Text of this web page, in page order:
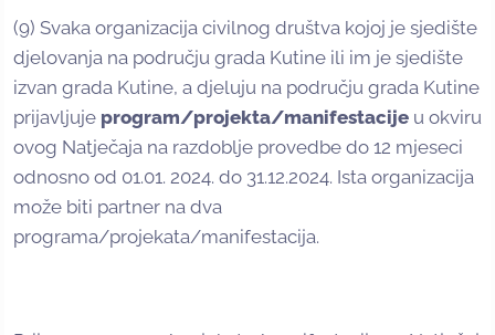
(9) Svaka organizacija civilnog društva kojoj je sjedište
djelovanja na području grada Kutine ili im je sjedište
izvan grada Kutine, a djeluju na području grada Kutine
prijavljuje program/projekta/manifestacije u okviru
ovog Natječaja na razdoblje provedbe do 12 mjeseci
odnosno od 01.01. 2024. do 31.12.2024. Ista organizacija
može biti partner na dva
programa/projekata/manifestacija.